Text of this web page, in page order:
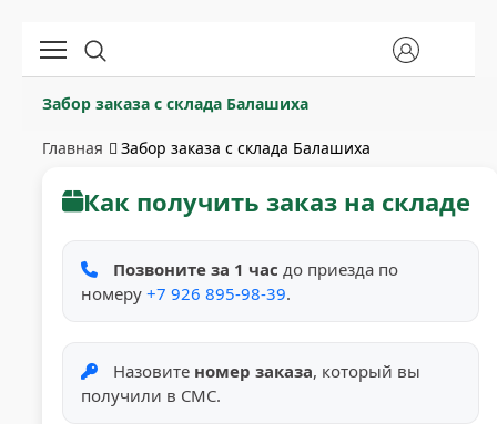
Забор заказа с склада Балашиха
Главная Забор заказа с склада Балашиха
Как получить заказ на складе
Позвоните за 1 час до приезда по
номеру +7 926 895-98-39.
Назовите номер заказа, который вы
получили в СМС.